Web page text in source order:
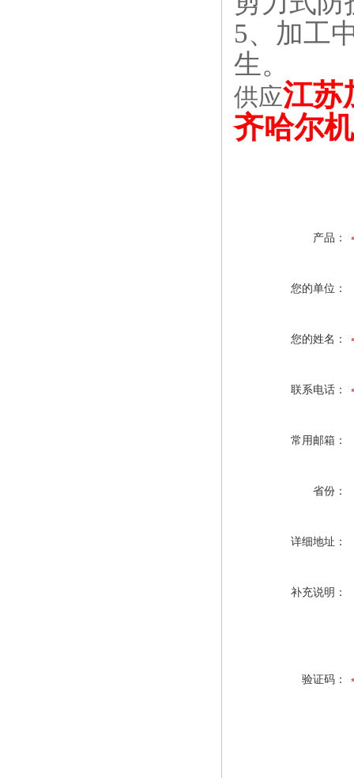
5、加工
生。
供应江苏
齐哈尔
产品：
您的单位：
您的姓名：
联系电话：
常用邮箱：
省份：
详细地址：
补充说明：
验证码：